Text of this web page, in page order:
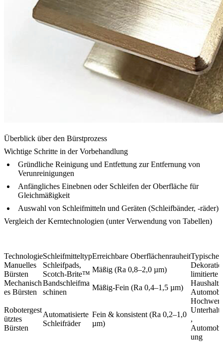
Überblick über den Bürstprozess
Wichtige Schritte in der Vorbehandlung
Gründliche Reinigung und Entfettung zur Entfernung von
Verunreinigungen
Anfängliches Einebnen oder Schleifen der Oberfläche für
Gleichmäßigkeit
Auswahl von Schleifmitteln und Geräten (Schleifbänder, -räder)
Vergleich der Kerntechnologien (unter Verwendung von Tabellen)
TechnologieSchleifmitteltypErreichbare OberflächenrauheitTypische
Manuelles
Bürsten
Schleifpads,
Scotch-Brite™
Mäßig (Ra 0,8–2,0 µm)
limitierte
Mechanisch
es Bürsten
Bandschleifma
schinen
Mäßig-Fein (Ra 0,4–1,5 µm)
Robotergest
ütztes
Bürsten
Automatisierte
Schleifräder
Fein & konsistent (Ra 0,2–1,0
µm)
,
ung